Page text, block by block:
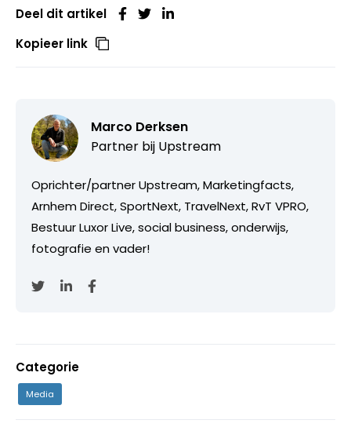
Deel dit artikel
Kopieer link
Marco Derksen
Partner bij Upstream
Oprichter/partner Upstream, Marketingfacts,
Arnhem Direct, SportNext, TravelNext, RvT VPRO,
Bestuur Luxor Live, social business, onderwijs,
fotografie en vader!
Categorie
Media